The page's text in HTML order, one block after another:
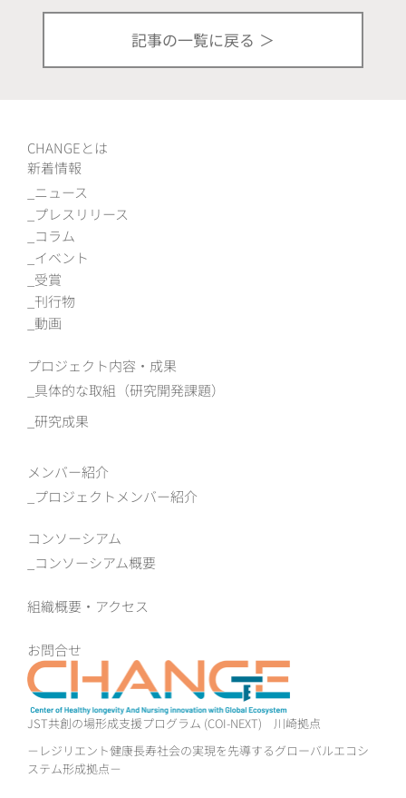
記事の一覧に戻る
JST共創の場形成支援プログラム (COI-NEXT) 川崎拠点
－レジリエント健康長寿社会の実現を先導するグローバルエコシ
ステム形成拠点－
CHANGEとは
新着情報
ニュース
プレスリリース
コラム
イベント
受賞
刊行物
動画
プロジェクト内容・成果
具体的な取組（研究開発課題）
研究成果
メンバー紹介
プロジェクトメンバー紹介
コンソーシアム
コンソーシアム概要
組織概要‧アクセス
お問合せ